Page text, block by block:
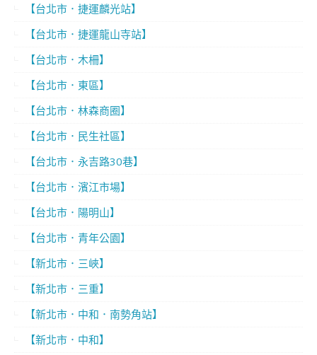
【台北市．捷運麟光站】
【台北市．捷運龍山寺站】
【台北市．木柵】
【台北市．東區】
【台北市．林森商圈】
【台北市．民生社區】
【台北市．永吉路30巷】
【台北市．濱江市場】
【台北市．陽明山】
【台北市．青年公園】
【新北市．三峽】
【新北市．三重】
【新北市．中和．南勢角站】
【新北市．中和】